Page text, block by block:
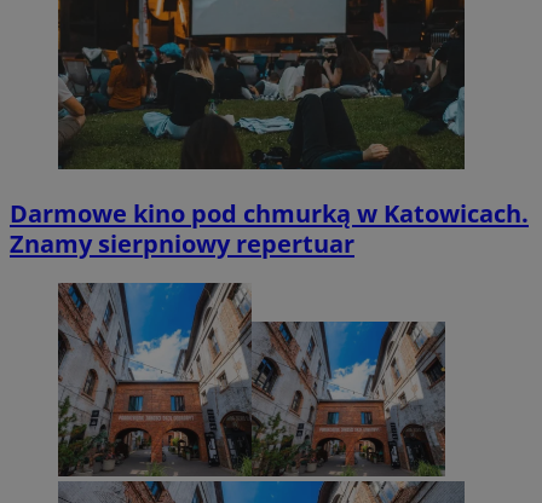
Darmowe kino pod chmurką w Katowicach.
Znamy sierpniowy repertuar